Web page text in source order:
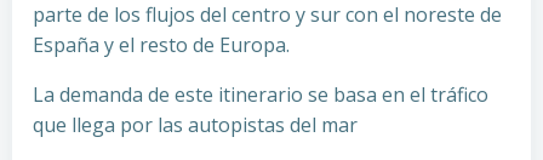
parte de los flujos del centro y sur con el noreste de
España y el resto de Europa.
La demanda de este itinerario se basa en el tráfico
que llega por las autopistas del mar